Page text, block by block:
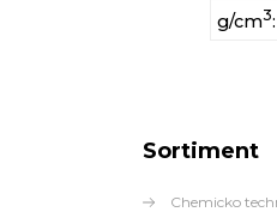
g/cm3:
Sortiment
Chemicko